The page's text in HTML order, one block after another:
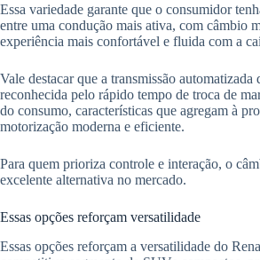
Essa variedade garante que o consumidor
entre uma condução mais ativa, com câmbio
experiência mais confortável e fluida com a
Vale destacar que a transmissão automatizada
reconhecida pelo rápido tempo de troca de
do consumo, características que agregam à
motorização moderna e eficiente.
Para quem prioriza controle e interação, o
excelente alternativa no mercado.
Essas opções reforçam versatilidade
Essas opções reforçam a versatilidade do